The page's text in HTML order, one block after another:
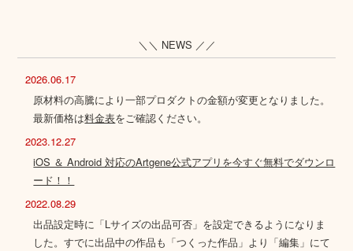
＼＼ NEWS ／／
2026.06.17
原材料の高騰により一部プロダクトの金額が変更となりました。
最新価格は料金表をご確認ください。
2023.12.27
iOS ＆ Android 対応のArtgene公式アプリを今すぐ無料でダウンロ
ード！！
2022.08.29
出品設定時に「Lサイズの出品可否」を設定できるようになりま
した。すでに出品中の作品も「つくった作品」より「編集」にて